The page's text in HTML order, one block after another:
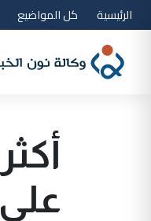
الرئيسية كل المواضيع
على 11 مقعداً في البرلمان